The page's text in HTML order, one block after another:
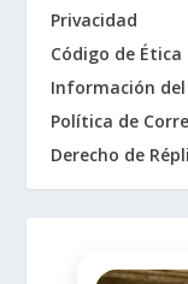
Privacidad
Código de
Información
Política de
Derecho de